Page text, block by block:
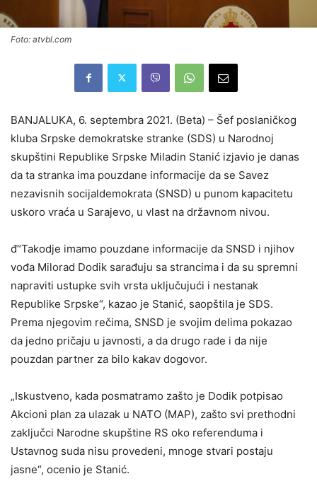
Foto: atvbl.com
BANJALUKA, 6. septembra 2021. (Beta) – Šef poslaničkog
kluba Srpske demokratske stranke (SDS) u Narodnoj
skupštini Republike Srpske Miladin Stanić izjavio je danas
da ta stranka ima pouzdane informacije da se Savez
nezavisnih socijaldemokrata (SNSD) u punom kapacitetu
uskoro vraća u Sarajevo, u vlast na državnom nivou.
đ“Takodje imamo pouzdane informacije da SNSD i njihov
vođa Milorad Dodik sarađuju sa strancima i da su spremni
napraviti ustupke svih vrsta uključujući i nestanak
Republike Srpske“, kazao je Stanić, saopštila je SDS.
Prema njegovim rečima, SNSD je svojim delima pokazao
da jedno pričaju u javnosti, a da drugo rade i da nije
pouzdan partner za bilo kakav dogovor.
„Iskustveno, kada posmatramo zašto je Dodik potpisao
Akcioni plan za ulazak u NATO (MAP), zašto svi prethodni
zaključci Narodne skupštine RS oko referenduma i
Ustavnog suda nisu provedeni, mnoge stvari postaju
jasne“, ocenio je Stanić.